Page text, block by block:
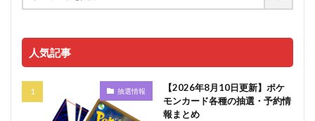
人気記事
抽選情報
【2026年8月10日更新】ポケ
モンカード各種の抽選・予約情
報まとめ